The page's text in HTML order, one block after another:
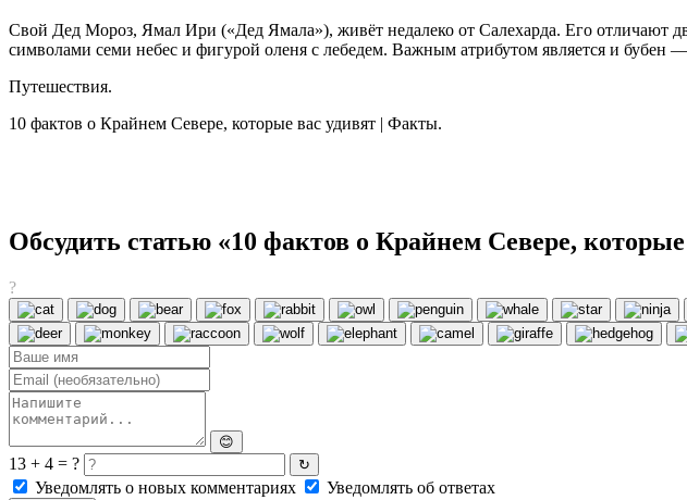
Свой Дед Мороз, Ямал Ири («Дед Ямала»), живёт недалеко от Салехарда. Его отличают
символами семи небес и фигурой оленя с лебедем. Важным атрибутом является и
Путешествия.
10 фактов о Крайнем Севере, которые вас удивят | Факты.
Обсудить статью «10 фактов о Крайнем Севере, которые
?
😊
13 + 4 = ? ↻
Уведомлять о новых комментариях Уведомлять об ответах